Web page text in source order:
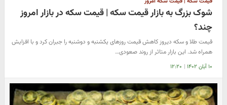
شوک بزرگ به بازار قیمت سکه | قیمت سکه در بازار امروز
چند؟
قیمت طلا و سکه دیروز کاهش قیمت روزهای یکشنبه و دوشنبه را جبران کرد و با افزایش
همراه شد. این بازار متاثر از روند صعودی…
۱۰ آبان ۱۴۰۲ | ۱۲:۲۰